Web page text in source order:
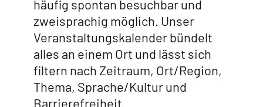
häufig spontan besuchbar und
zweisprachig möglich. Unser
Veranstaltungskalender bündelt
alles an einem Ort und lässt sich
filtern nach Zeitraum, Ort/Region,
Thema, Sprache/Kultur und
Barrierefreiheit.